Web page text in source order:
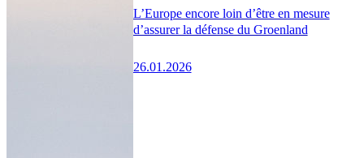
L’Europe encore loin d’être en mesure
d’assurer la défense du Groenland
26.01.2026